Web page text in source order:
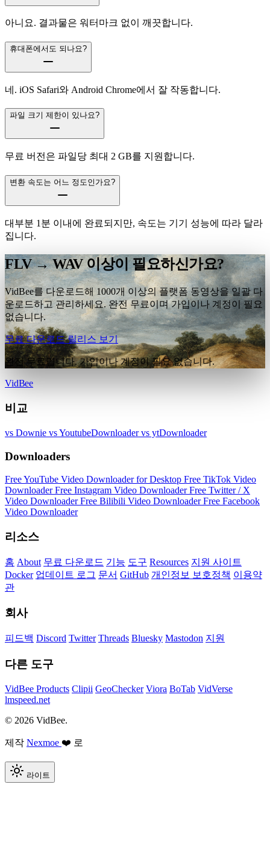
아니요. 결과물은 워터마크 없이 깨끗합니다.
휴대폰에서도 되나요?
네. iOS Safari와 Android Chrome에서 잘 작동합니다.
파일 크기 제한이 있나요?
무료 버전은 파일당 최대 2 GB를 지원합니다.
변환 속도는 어느 정도인가요?
대부분 1분 이내에 완료되지만, 속도는 기기 성능에 따라 달라
집니다.
FLV → WAV 이상이 필요하신가요?
VidBee를 다운로드해 1000개 이상의 플랫폼 동영상을 일괄 다
운로드하고 관리하세요. 완전 무료이며 가입이나 계정이 필요
없습니다.
무료 다운로드릴리스 보기
완전 무료입니다. 가입이나 계정이 필요 없습니다.
VidBee
비교
vs Downie vs YoutubeDownloadervs ytDownloader
Downloaders
Free YouTube Video Downloader for Desktop Free TikTok Video
DownloaderFree Instagram Video DownloaderFree Twitter / X
Video DownloaderFree Bilibili Video DownloaderFree Facebook
Video Downloader
리소스
홈 About 무료 다운로드 기능 도구 Resources 지원 사이트
Docker 업데이트 로그 문서 GitHub 개인정보 보호정책 이용약
관
회사
피드백 Discord Twitter Threads Bluesky Mastodon 지원
다른 도구
VidBee Products Clipii GeoChecker Viora BoTab VidVerse
lmspeed.net
© 2026 VidBee.
제작 Nexmoe ❤️ 로
라이트